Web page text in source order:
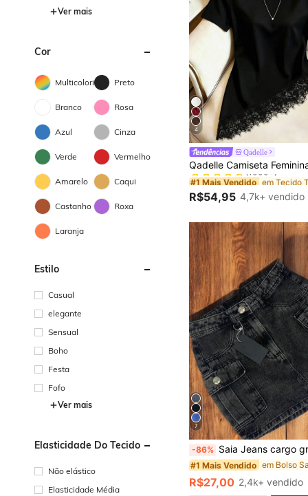
Ver mais
Cor
Multicolorido Preto
Branco Rosa
Azul Cinza
Verde Vermelho
Amarelo Caqui
Castanho Roxa
Laranja
Estilo
Casual
elegante
Sensual
Boho
Festa
Fofo
Ver mais
Elasticidade Do Tecido
Não elástico
Elasticidade Média
4
Qadelle
#1 Mais Vendido
(1000+)
#1 Mais Vendido
(1000+)
#1 Mais Vendido
(1000+)
#1 Mais Vendido
R$54,95 4,7k+ vendido
7
-86% Saia Jeans cargo grafite e azul Saía cargo
#1 Mais Vendido
R$27,00 2,4k+ vendido